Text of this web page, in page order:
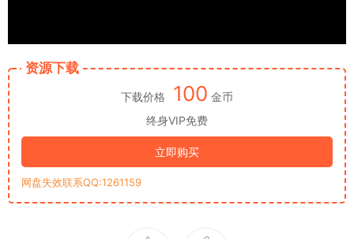
资源下载
下载价格 100 金币
终身VIP免费
立即购买
网盘失效联系QQ:1261159